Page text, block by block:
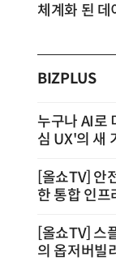
BIZPLUS
누구나 AI로
심 UX'의 새
[올쇼TV] 안
한 통합 인프
[올쇼TV] 스
의 옵저버빌